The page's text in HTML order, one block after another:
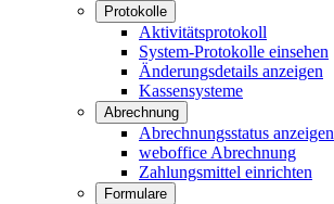
Protokolle
Aktivitätsprotokoll
System-Protokolle einsehen
Änderungsdetails anzeigen
Kassensysteme
Abrechnung
Abrechnungsstatus anzeigen
weboffice Abrechnung
Zahlungsmittel einrichten
Formulare